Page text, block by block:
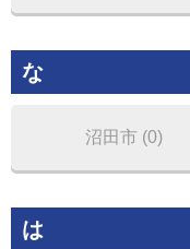
な
沼田市 (0)
は